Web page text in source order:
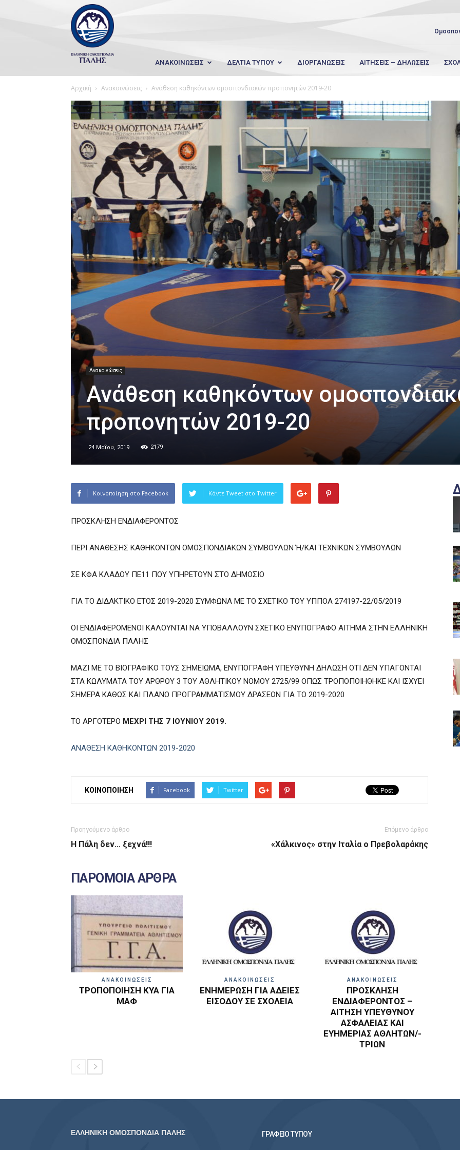
Wrestling
Hellas
ΑΝΑΚΟΙΝΩΣΕΙΣ ΔΕΛΤΙΑ ΤΥΠΟΥ ΔΙΟΡΓΑΝΩΣΕΙΣ ΑΙΤΗΣΕΙΣ – ΔΗΛΩΣΕΙΣ
Αρχική Ανακοινώσεις Ανάθεση καθηκόντων ομοσπονδιακών προπονητών 2019-20
Ανακοινώσεις
Ανάθεση καθηκόντων
προπονητών 2019-20
24 Μαΐου, 2019 2179
Κοινοποίηση στο Facebook Κάντε Tweet στο Twitter
ΠΡΟΣΚΛΗΣΗ ΕΝΔΙΑΦΕΡΟΝΤΟΣ
ΠΕΡΙ ΑΝΑΘΕΣΗΣ ΚΑΘΗΚΟΝΤΩΝ ΟΜΟΣΠΟΝΔΙΑΚΩΝ ΣΥΜΒΟΥΛΩΝ Ή/ΚΑΙ ΤΕΧΝΙΚΩΝ ΣΥΜΒΟΥΛΩΝ
ΣΕ ΚΦΑ ΚΛΑΔΟΥ ΠΕ11 ΠΟΥ ΥΠΗΡΕΤΟΥΝ ΣΤΟ ΔΗΜΟΣΙΟ
ΓΙΑ ΤΟ ΔΙΔΑΚΤΙΚΟ ΕΤΟΣ 2019-2020 ΣΥΜΦΩΝΑ ΜΕ ΤΟ ΣΧΕΤΙΚΟ ΤΟΥ ΥΠΠΟΑ 274197-22/05/2019
ΟΙ ΕΝΔΙΑΦΕΡΟΜΕΝΟΙ ΚΑΛΟΥΝΤΑΙ ΝΑ ΥΠΟΒΑΛΛΟΥΝ ΣΧΕΤΙΚΟ ΕΝΥΠΟΓΡΑΦΟ ΑΙΤΗΜΑ ΣΤΗΝ ΕΛΛΗΝΙΚΗ
ΟΜΟΣΠΟΝΔΙΑ ΠΑΛΗΣ
ΜΑΖΙ ΜΕ ΤΟ ΒΙΟΓΡΑΦΙΚΟ ΤΟΥΣ ΣΗΜΕΙΩΜΑ, ΕΝΥΠΟΓΡΑΦΗ ΥΠΕΥΘΥΝΗ ΔΗΛΩΣΗ ΟΤΙ ΔΕΝ ΥΠΑΓΟΝΤΑΙ
ΣΤΑ ΚΩΛΥΜΑΤΑ ΤΟΥ ΑΡΘΡΟΥ 3 ΤΟΥ ΑΘΛΗΤΙΚΟΥ ΝΟΜΟΥ 2725/99 ΟΠΩΣ ΤΡΟΠΟΠΟΙΗΘΗΚΕ ΚΑΙ ΙΣΧΥΕΙ
ΣΗΜΕΡΑ ΚΑΘΩΣ ΚΑΙ ΠΛΑΝΟ ΠΡΟΓΡΑΜΜΑΤΙΣΜΟΥ ΔΡΑΣΕΩΝ ΓΙΑ ΤΟ 2019-2020
ΤΟ ΑΡΓΟΤΕΡΟ ΜΕΧΡΙ ΤΗΣ 7 ΙΟΥΝΙΟΥ 2019.
ΑΝΑΘΕΣΗ ΚΑΘΗΚΟΝΤΩΝ 2019-2020
ΚΟΙΝΟΠΟΙΗΣΗ Facebook Twitter
Προηγούμενο άρθρο
Η Πάλη δεν… ξεχνά!!!
Επόμενο άρθρο
«Χάλκινος» στην Ιταλία ο Πρεβολαράκης
ΠΑΡΟΜΟΙΑ ΑΡΘΡΑ
ΑΝΑΚΟΙΝΩΣΕΙΣ
ΤΡΟΠΟΠΟΙΗΣΗ ΚΥΑ ΓΙΑ
ΜΑΦ
ΑΝΑΚΟΙΝΩΣΕΙΣ
ΕΝΗΜΕΡΩΣΗ ΓΙΑ ΑΔΕΙΕΣ
ΕΙΣΟΔΟΥ ΣΕ ΣΧΟΛΕΙΑ
ΑΝΑΚΟΙΝΩΣΕΙΣ
ΠΡΟΣΚΛΗΣΗ
ΕΝΔΙΑΦΕΡΟΝΤΟΣ –
ΑΙΤΗΣΗ ΥΠΕΥΘΥΝΟΥ
ΑΣΦΑΛΕΙΑΣ ΚΑΙ
ΕΥΗΜΕΡΙΑΣ ΑΘΛΗΤΩΝ/-
ΤΡΙΩΝ
ΕΛΛΗΝΙΚΗ ΟΜΟΣΠΟΝΔΙΑ ΠΑΛΗΣ ΓΡΑΦΕΙΟ ΤΥΠΟΥ